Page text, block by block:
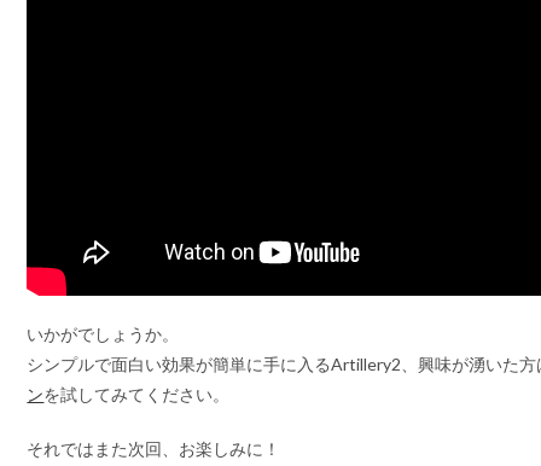
いかがでしょうか。
シンプルで面白い効果が簡単に手に入るArtillery2、興味が湧いた
ンを試してみてください。
それではまた次回、お楽しみに！